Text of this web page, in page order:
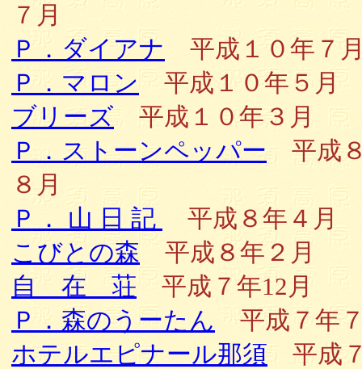
７月
Ｐ．ダイアナ 平成１０年７
Ｐ．マロン 平成１０年５月
ブリーズ平成１０年３月
Ｐ．ストーンペッパー平成
８月
Ｐ． 山 日 記
平成８年４月
こびとの森 平成８年２月
自 在 荘 平成７年12月
Ｐ．森のうーたん 平成７年
ホテルエピナール那須平成